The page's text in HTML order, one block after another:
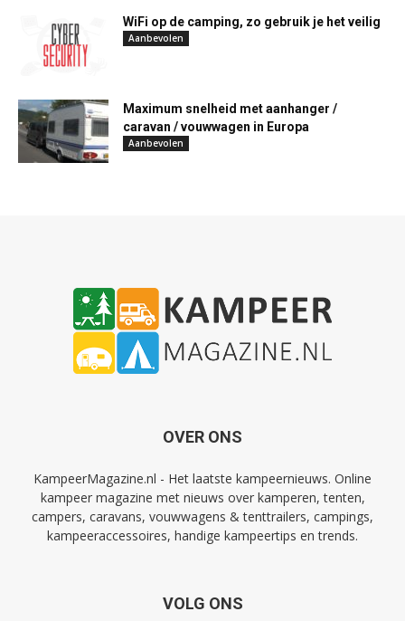
WiFi op de camping, zo gebruik je het veilig
Aanbevolen
Maximum snelheid met aanhanger /
caravan / vouwwagen in Europa
Aanbevolen
OVER ONS
KampeerMagazine.nl - Het laatste kampeernieuws. Online
kampeer magazine met nieuws over kamperen, tenten,
campers, caravans, vouwwagens & tenttrailers, campings,
kampeeraccessoires, handige kampeertips en trends.
VOLG ONS